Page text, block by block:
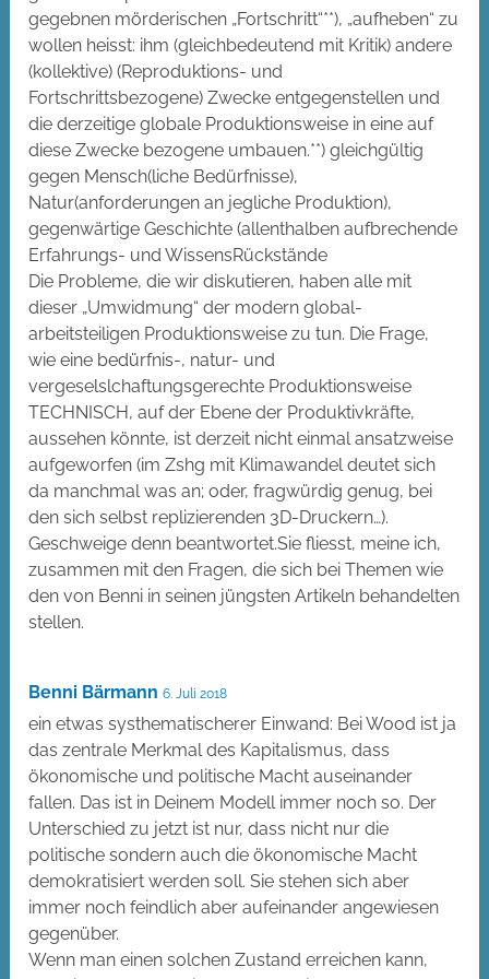
gegebnen mörderischen „Fortschritt“**), „aufheben“ zu
wollen heisst: ihm (gleichbedeutend mit Kritik) andere
(kollektive) (Reproduktions- und
Fortschrittsbezogene) Zwecke entgegenstellen und
die derzeitige globale Produktionsweise in eine auf
diese Zwecke bezogene umbauen.**) gleichgültig
gegen Mensch(liche Bedürfnisse),
Natur(anforderungen an jegliche Produktion),
gegenwärtige Geschichte (allenthalben aufbrechende
Erfahrungs- und WissensRückstände
Die Probleme, die wir diskutieren, haben alle mit
dieser „Umwidmung“ der modern global-
arbeitsteiligen Produktionsweise zu tun. Die Frage,
wie eine bedürfnis-, natur- und
vergeselslchaftungsgerechte Produktionsweise
TECHNISCH, auf der Ebene der Produktivkräfte,
aussehen könnte, ist derzeit nicht einmal ansatzweise
aufgeworfen (im Zshg mit Klimawandel deutet sich
da manchmal was an; oder, fragwürdig genug, bei
den sich selbst replizierenden 3D-Druckern…).
Geschweige denn beantwortet.Sie fliesst, meine ich,
zusammen mit den Fragen, die sich bei Themen wie
den von Benni in seinen jüngsten Artikeln behandelten
stellen.
Benni Bärmann 6. Juli 2018
ein etwas systhematischerer Einwand: Bei Wood ist ja
das zentrale Merkmal des Kapitalismus, dass
ökonomische und politische Macht auseinander
fallen. Das ist in Deinem Modell immer noch so. Der
Unterschied zu jetzt ist nur, dass nicht nur die
politische sondern auch die ökonomische Macht
demokratisiert werden soll. Sie stehen sich aber
immer noch feindlich aber aufeinander angewiesen
gegenüber.
Wenn man einen solchen Zustand erreichen kann,